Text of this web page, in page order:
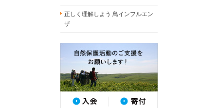
正しく理解しよう 鳥インフルエン
ザ